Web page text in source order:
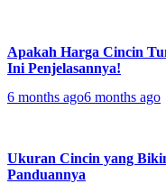
Apakah Harga Cincin
Ini Penjelasannya!
6 months ago6 months ago
Ukuran Cincin yang
Panduannya